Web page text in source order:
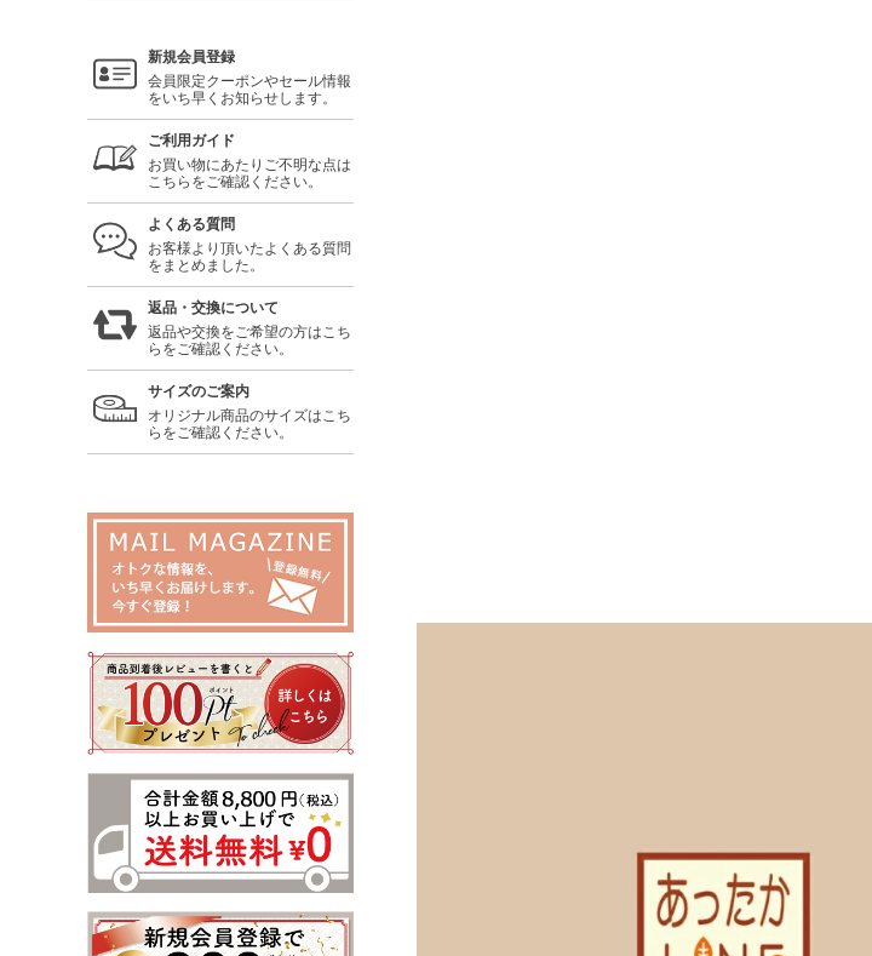
新規会員登録
会員限定クーポンやセール情報
をいち早くお知らせします。
ご利用ガイド
お買い物にあたりご不明な点は
こちらをご確認ください。
よくある質問
お客様より頂いたよくある質問
をまとめました。
返品・交換について
返品や交換をご希望の方はこち
らをご確認ください。
サイズのご案内
オリジナル商品のサイズはこち
らをご確認ください。